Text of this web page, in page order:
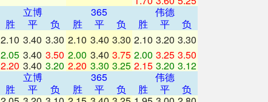
立博 365
伟德
胜 平 负 胜 平 负 胜 平
负
2.10 3.40 3.30 2.10 3.40 3.30 2.10 3.20 3.30
2.05 3.40 3.50 2.00 3.40 3.75 2.00 3.25 3.50
2.20 3.40 3.20 2.20 3.30 3.25 2.15 3.20 3.12
立博 365
伟德
胜 平 负 胜 平 负 胜 平
负